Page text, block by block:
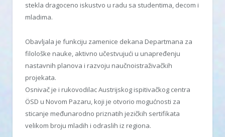
stekla dragoceno iskustvo u radu sa studentima, decom i
mladima.
Obavljala je funkciju zamenice dekana Departmana za
filološke nauke, aktivno učestvujući u unapređenju
nastavnih planova i razvoju naučnoistraživačkih
projekata.
Osnivač je i rukovodilac Austrijskog ispitivačkog centra
ÖSD u Novom Pazaru, koji je otvorio mogućnosti za
sticanje međunarodno priznatih jezičkih sertifikata
velikom broju mladih i odraslih iz regiona.